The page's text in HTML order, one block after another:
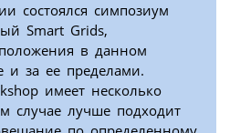
состоялся симпозиум
Smart Grids,
в данном
и за ее пределами.
имеет несколько
случае лучше подходит